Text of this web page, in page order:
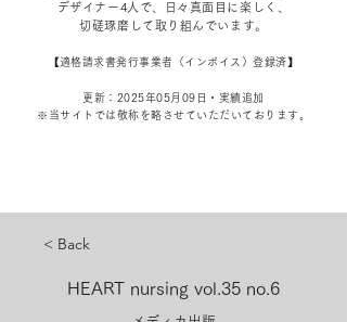
デザイナー4 人で、日々真面目に楽しく、
切磋琢磨して取り組んでいます。
​【適格請求書発行事業者（インボイス）登録済】
更新：2025年05 月09 日・実績追加
​※当サイトでは敬称を 略させていただいております。
< Back
HEART nursing vol.35 no.6